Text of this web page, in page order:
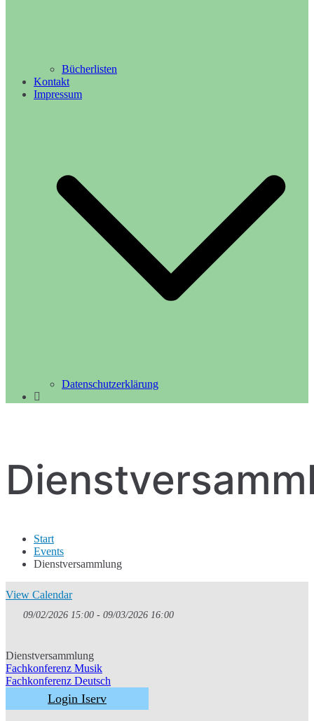
Bücherlisten
Kontakt
Impressum
Datenschutzerklärung
Start
Events
Dienstversammlung
View Calendar
09/02/2026 15:00 - 09/03/2026 16:00
Dienstversammlung
Fachkonferenz Musik
Fachkonferenz Deutsch
Login Iserv